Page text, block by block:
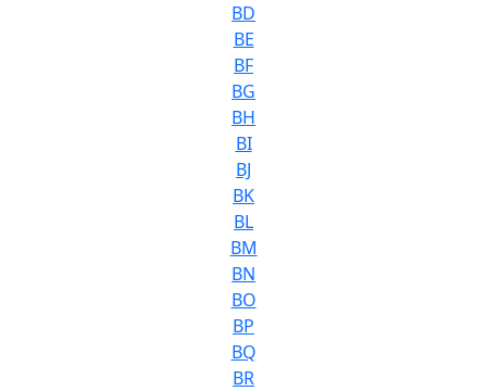
BD
BE
BF
BG
BH
BI
BJ
BK
BL
BM
BN
BO
BP
BQ
BR